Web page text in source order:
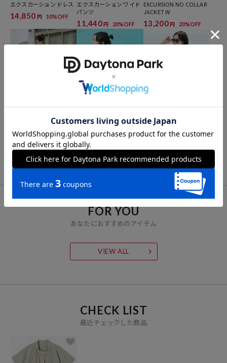
ことができています。
エクスカーション ドレス
14,850 円 10%OFF
エクスカーション ワイド
パンツ
11,440円 20%OFF
EXCURSION NO COLLAR
JACKET W
13,200円 20%OFF
別注 ナイロンタッサー ウ
エストコード フレンチス
リーブワンピース
14,685 円 11%OFF
別注 ウエストコード カッ
トワンピース
6,208
別注 裾スピンドル ヘンリ
ーネックTシャツ
FOR YOU
あなたにおすすめのアイテム
VIEW ALL
CHECK LIST
最近チェックした商品